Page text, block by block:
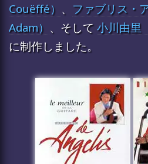
Couëffé） 、 ファブリス・
Adam） 、そして 小川由里
に制作しました。